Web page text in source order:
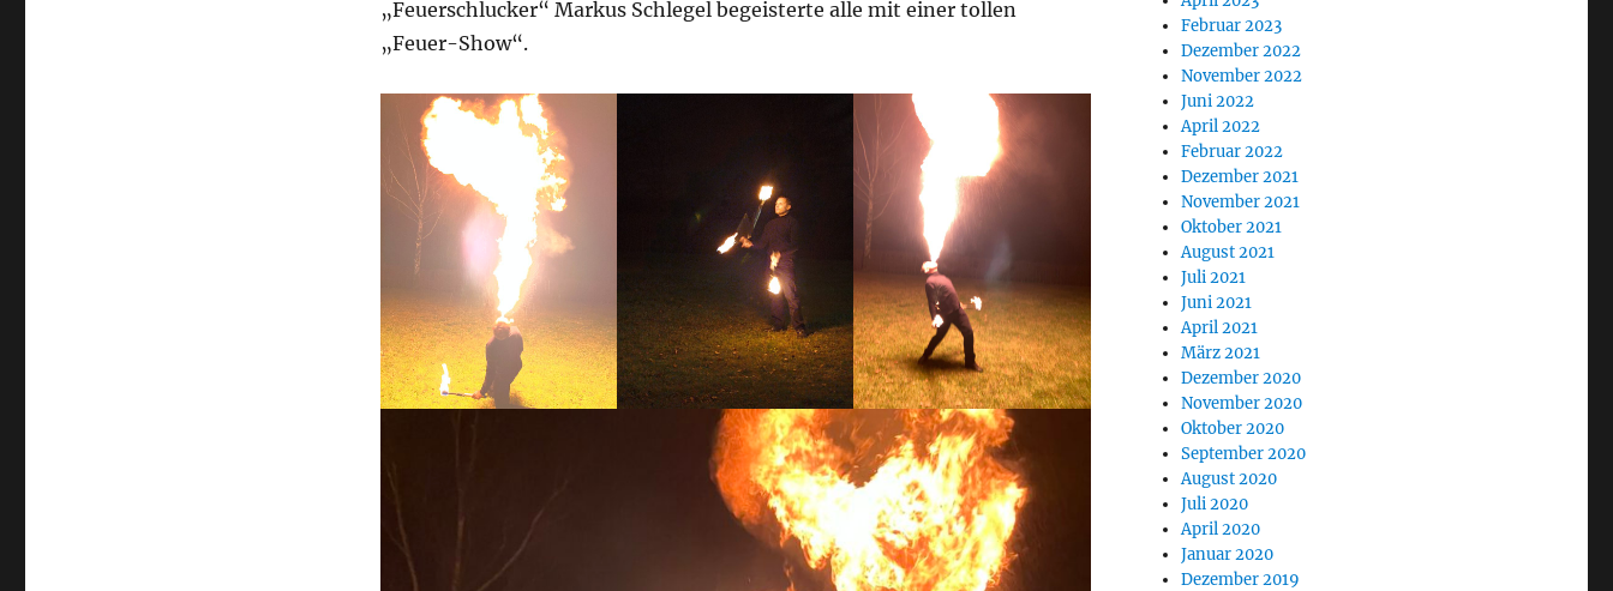
„Feuerschlucker“ Markus Schlegel begeisterte alle mit einer tollen
„Feuer-Show“.
Februar 2023
Dezember 2022
November 2022
Juni 2022
April 2022
Februar 2022
Dezember 2021
November 2021
Oktober 2021
August 2021
Juli 2021
Juni 2021
April 2021
März 2021
Dezember 2020
November 2020
Oktober 2020
September 2020
August 2020
Juli 2020
April 2020
Januar 2020
Dezember 2019